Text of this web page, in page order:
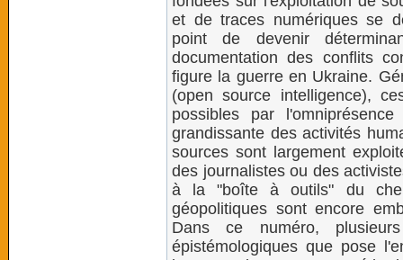
et de traces numériques se
point de devenir
documentation des conflits
figure la guerre en Ukraine.
(open source intelligence),
possibles par
grandissante des activités
sources sont largement
des journalistes ou des
à la "boîte à outils" du
géopolitiques sont encore
Dans ce numéro,
épistémologiques que pose